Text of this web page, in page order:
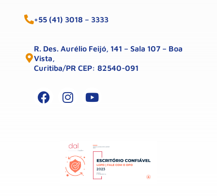
+55 (41) 3018 – 3333
R. Des. Aurélio Feijó, 141 – Sala 107 – Boa
Vista,
Curitiba/PR CEP: 82540-091